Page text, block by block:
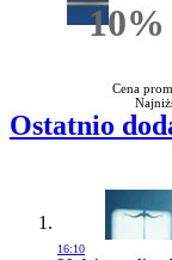
10%
Cena
Ostatnio
16:10